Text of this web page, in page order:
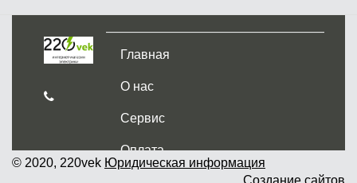
Главная
О нас
Сервис
Оплата
© 2020, 220vek Юридическая информация